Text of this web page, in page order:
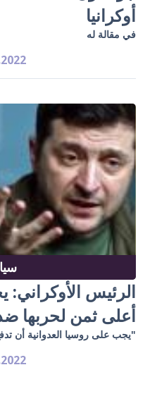
أوكرانيا
في مقالة له
الرئيس
أعلى ثمن لحربها
"يجب على روسيا العدوانية أن